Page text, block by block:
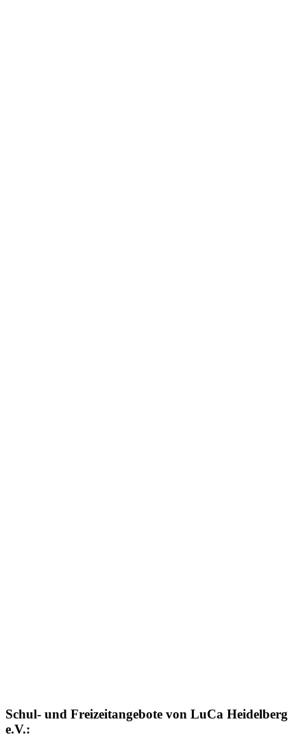
Schul- und Freizeitangebote von LuCa Heidelberg
e.V.: